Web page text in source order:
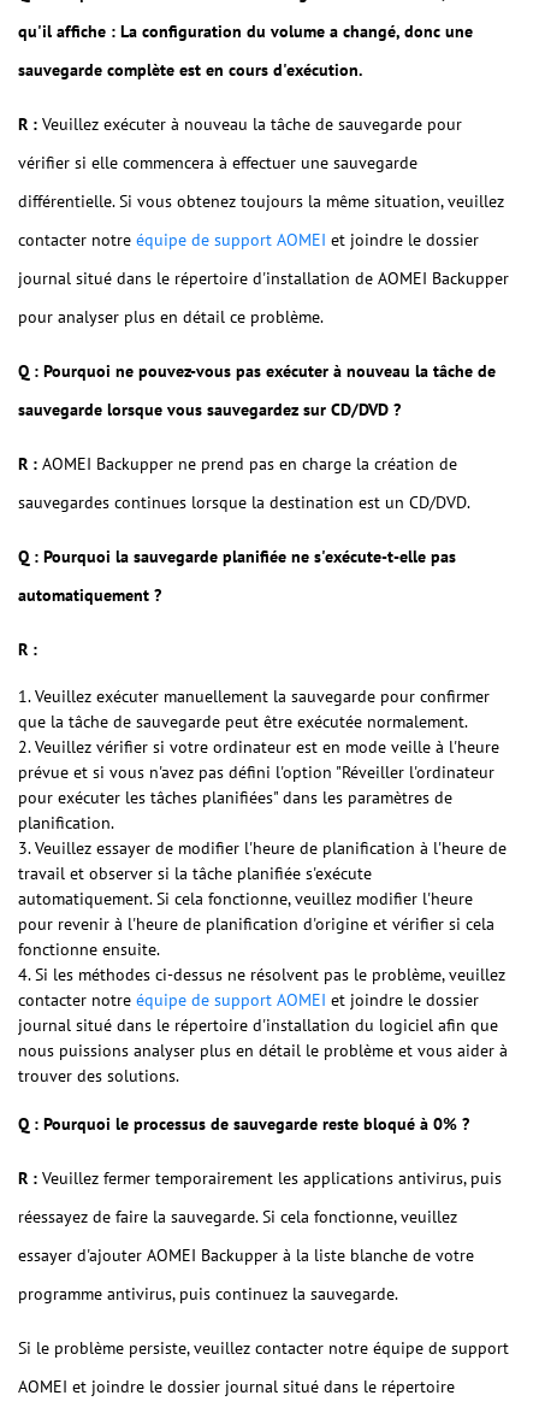
qu'il affiche : La configuration du volume a changé, donc une
sauvegarde complète est en cours d'exécution.
R : Veuillez exécuter à nouveau la tâche de sauvegarde pour
vérifier si elle commencera à effectuer une sauvegarde
différentielle. Si vous obtenez toujours la même situation, veuillez
contacter notre équipe de support AOMEI et joindre le dossier
journal situé dans le répertoire d'installation de AOMEI Backupper
pour analyser plus en détail ce problème.
Q : Pourquoi ne pouvez-vous pas exécuter à nouveau la tâche de
sauvegarde lorsque vous sauvegardez sur CD/DVD ?
R : AOMEI Backupper ne prend pas en charge la création de
sauvegardes continues lorsque la destination est un CD/DVD.
Q : Pourquoi la sauvegarde planifiée ne s'exécute-t-elle pas
automatiquement ?
R :
1. Veuillez exécuter manuellement la sauvegarde pour confirmer
que la tâche de sauvegarde peut être exécutée normalement.
2. Veuillez vérifier si votre ordinateur est en mode veille à l'heure
prévue et si vous n'avez pas défini l'option "Réveiller l'ordinateur
pour exécuter les tâches planifiées" dans les paramètres de
planification.
3. Veuillez essayer de modifier l'heure de planification à l'heure de
travail et observer si la tâche planifiée s'exécute
automatiquement. Si cela fonctionne, veuillez modifier l'heure
pour revenir à l'heure de planification d'origine et vérifier si cela
fonctionne ensuite.
4. Si les méthodes ci-dessus ne résolvent pas le problème, veuillez
contacter notre équipe de support AOMEI et joindre le dossier
journal situé dans le répertoire d'installation du logiciel afin que
nous puissions analyser plus en détail le problème et vous aider à
trouver des solutions.
Q : Pourquoi le processus de sauvegarde reste bloqué à 0% ?
R : Veuillez fermer temporairement les applications antivirus, puis
réessayez de faire la sauvegarde. Si cela fonctionne, veuillez
essayer d'ajouter AOMEI Backupper à la liste blanche de votre
programme antivirus, puis continuez la sauvegarde.
Si le problème persiste, veuillez contacter notre équipe de support
AOMEI et joindre le dossier journal situé dans le répertoire